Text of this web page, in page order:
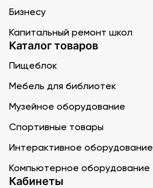
Бизнесу
Капитальный ремонт школ
Каталог товаров
Пищеблок
Мебель для библиотек
Музейное оборудование
Спортивные товары
Интерактивное оборудование
Компьютерное оборудование
Кабинеты